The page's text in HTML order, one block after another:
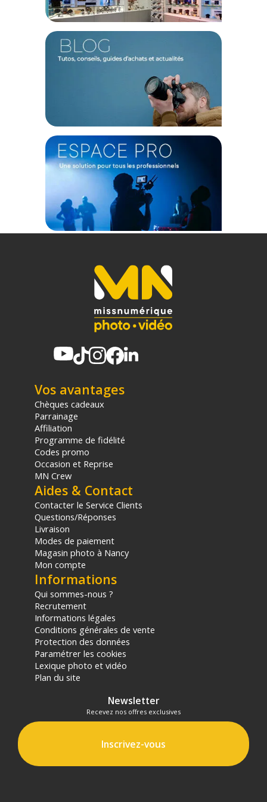
simultanément, réduisant ainsi le nombre de batteries à
transporter et à gérer lors de vos tournages.
Polyvalence pour divers accessoires
Ce câble peut également être utilisé pour alimenter des
moniteurs et des transmetteurs vidéo sans fil, rendant votre
installation plus compacte et efficace.
Caractéristiques du Tilta Câble d'alimentation P-TAP
GÉNÉRAL
Longueur : 400mm
Couleur : Noir
Matériaux : Alliage d'aluminium, acier inoxydable, cuivre
Connecteurs : P-Tap vers Lemo à 2 broches
Compatibilité : Plaque d'alimentation RS2, systèmes Hydra
Alien et Float
CONTENU DU CARTON
Tilta Câble d'alimentation P-TAP vers Lemo à 2 broches
Code EAN Tilta Câble d'alimentation P-TAP vers Lemo à 2
(1) Sous réserve d'éligibilité.
(2) Nombre de points Fidélité estimés, hors remises au panier, basé
panier.Vos avantages
Chèques cadeaux
Parrainage
Affiliation
Programme de fidélité
Codes promo
Occasion et Reprise
MN Crew
Aides & Contact
Contacter le Service Clients
Questions/Réponses
Livraison
Modes de paiement
Magasin photo à Nancy
Mon compte
Informations
Qui sommes-nous ?
Recrutement
Informations légales
Conditions générales de vente
Protection des données
Paramétrer les cookies
Lexique photo et vidéo
Plan du site
Newsletter
Recevez nos offres exclusives
Inscrivez-vous